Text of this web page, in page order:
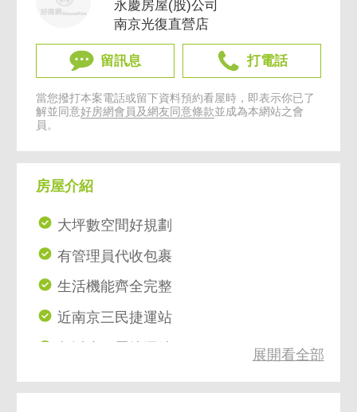
永慶房屋(股)公司
南京光復直營店
留訊息 打電話
當您撥打本案電話或留下資料預約看屋時，即表示你已了
解並同意好房網會員及網友同意條款並成為本網站之會
員。
房屋介紹
大坪數空間好規劃
有管理員代收包裹
生活機能齊全完整
近南京三民捷運站
南京幹線公車線路四通八達
展開看全部